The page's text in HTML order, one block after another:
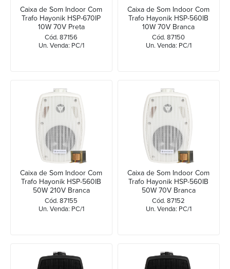
Caixa de Som Indoor Com
Trafo Hayonik HSP-670IP
10W 70V Preta
Cód. 87156
Un. Venda: PC/1
Caixa de Som Indoor Com
Trafo Hayonik HSP-560IB
10W 70V Branca
Cód. 87150
Un. Venda: PC/1
Caixa de Som Indoor Com
Trafo Hayonik HSP-560IB
50W 210V Branca
Cód. 87155
Un. Venda: PC/1
Caixa de Som Indoor Com
Trafo Hayonik HSP-560IB
50W 70V Branca
Cód. 87152
Un. Venda: PC/1